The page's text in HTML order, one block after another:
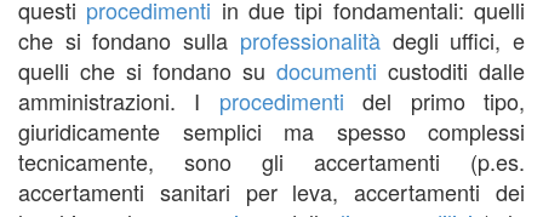
questi procedimenti in due tipi fondamentali: quelli
che si fondano sulla professionalitàdegli uffici, e
quelli che si fondano su documenti custoditi dalle
amministrazioni. I procedimenti del primo tipo,
giuridicamente semplici ma spesso complessi
tecnicamente, sono gli accertamenti (p.es.
accertamenti sanitari per leva, accertamenti dei